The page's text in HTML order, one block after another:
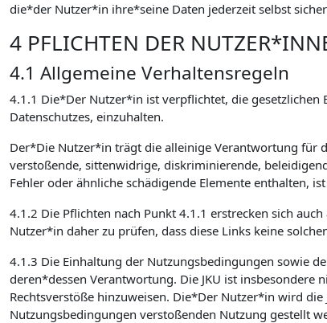
die*der Nutzer*in ihre*seine Daten jederzeit selbst
4 PFLICHTEN DER
4.1 Allgemeine Verhaltensregeln
4.1.1 Die*Der Nutzer*in ist verpflichtet, die
Datenschutzes, einzuhalten.
Der*Die Nutzer*in trägt die alleinige Verantwortung für
verstoßende, sittenwidrige, diskriminierende,
Fehler oder ähnliche schädigende Elemente enthalten,
4.1.2 Die Pflichten nach Punkt 4.1.1 erstrecken sich
Nutzer*in daher zu prüfen, dass diese Links keine
4.1.3 Die Einhaltung der Nutzungsbedingungen sowie
deren*dessen Verantwortung. Die JKU ist
Rechtsverstöße hinzuweisen. Die*Der Nutzer*in wird
Nutzungsbedingungen verstoßenden Nutzung gestellt